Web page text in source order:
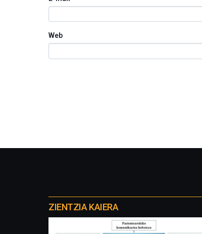
Web
proyectos
ZIENTZIA KAIERA